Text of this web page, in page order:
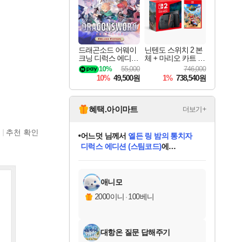
추천 확인
드래곤소드 어웨이
크닝 디럭스 에디션
DragonSword Awake
ning Deluxe Edition
55,000
10%
10% 49,500원
닌텐도 스위치 2 본
체 + 마리오 카트 월
746,000
1% 738,540원
혜택.아이마트 더보기+
당첨되셨습니다.
당첨되셨습니다.
어느덧 님께서엘든 링 밤의 통치자
디럭스 에디션 (스팀코드)에
당첨되셨습니다.
에디션 (스팀코드)
당첨되셨습니다.
당첨되셨습니다.
당첨되셨습니다.
당첨되셨습니다.
애니모
2000이니 · 100베니
대항온 질문 답해주기